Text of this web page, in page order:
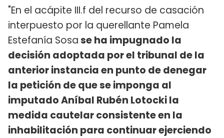
"En el acápite III.f del recurso de casación
interpuesto por la querellante Pamela
Estefanía Sosase ha impugnado la
decisión adoptada por el tribunal de la
anterior instancia en punto de denegar
la petición de que se imponga al
imputado Aníbal Rubén Lotocki la
medida cautelar consistente en la
inhabilitación para continuar ejerciendo